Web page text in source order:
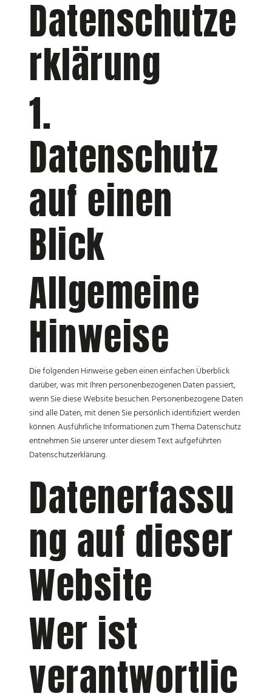
Datenschutze
rklärung
1.
Datenschutz
auf einen
Blick
Allgemeine
Hinweise
Die folgenden Hinweise geben einen einfachen Überblick
darüber, was mit Ihren personenbezogenen Daten passiert,
wenn Sie diese Website besuchen. Personenbezogene Daten
sind alle Daten, mit denen Sie persönlich identifiziert werden
können. Ausführliche Informationen zum Thema Datenschutz
entnehmen Sie unserer unter diesem Text aufgeführten
Datenschutzerklärung.
Datenerfassu
ng auf dieser
Website
Wer ist
verantwortlic